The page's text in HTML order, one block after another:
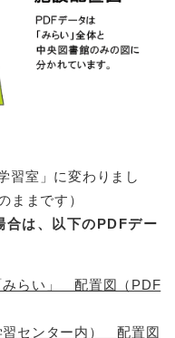
習室」に変わりまし
ままです）
合は、以下のPDFデー
みらい」 配置図（PDF
習センター内） 配置図